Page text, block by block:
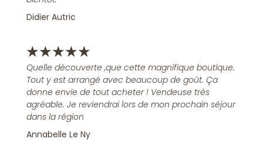
Didier Autric
★★★★★
Quelle découverte ,que cette magnifique boutique.
Tout y est arrangé avec beaucoup de goût. Ça
donne envie de tout acheter ! Vendeuse très
agréable. Je reviendrai lors de mon prochain séjour
dans la région
Annabelle Le Ny